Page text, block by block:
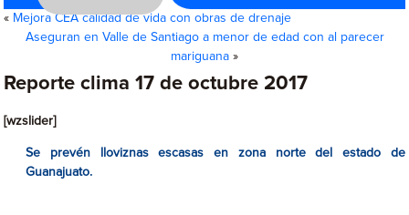
« Mejora CEA calidad de vida con obras de drenaje
Aseguran en Valle de Santiago a menor de edad con al parecer
mariguana »
Reporte clima 17 de octubre 2017
[wzslider]
Se prevén lloviznas escasas en zona norte del estado de
Guanajuato.